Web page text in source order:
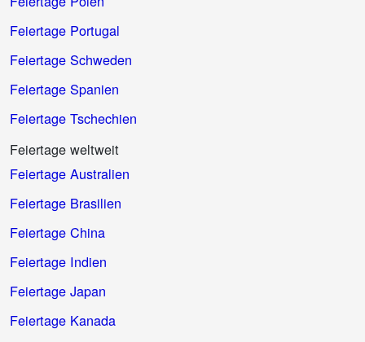
Feiertage Portugal
Feiertage Schweden
Feiertage Spanien
Feiertage Tschechien
Feiertage weltweit
Feiertage Australien
Feiertage Brasilien
Feiertage China
Feiertage Indien
Feiertage Japan
Feiertage Kanada